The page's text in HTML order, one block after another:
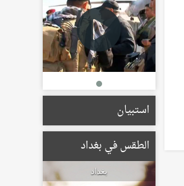
الإعمار تعلن تشكيل لجان
لتعويض أصحاب الأراضي
المتأثرة بمسار الطريق
الحلقي الرابع
22/01/2026
استبيان
الطقس في بغداد
بغداد